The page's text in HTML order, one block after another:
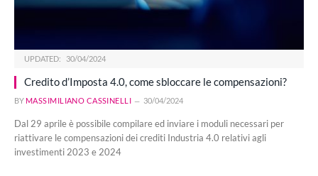
UPDATED: 30/04/2024
Credito d’Imposta 4.0, come sbloccare le compensazioni?
BY MASSIMILIANO CASSINELLI 30/04/2024
Dal 29 aprile è possibile compilare ed inviare i moduli necessari per
riattivare le compensazioni dei crediti Industria 4.0 relativi agli
investimenti 2023 e 2024